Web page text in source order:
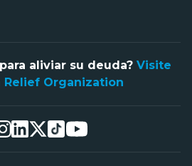
aliviar su deuda? Visite
Relief Organization